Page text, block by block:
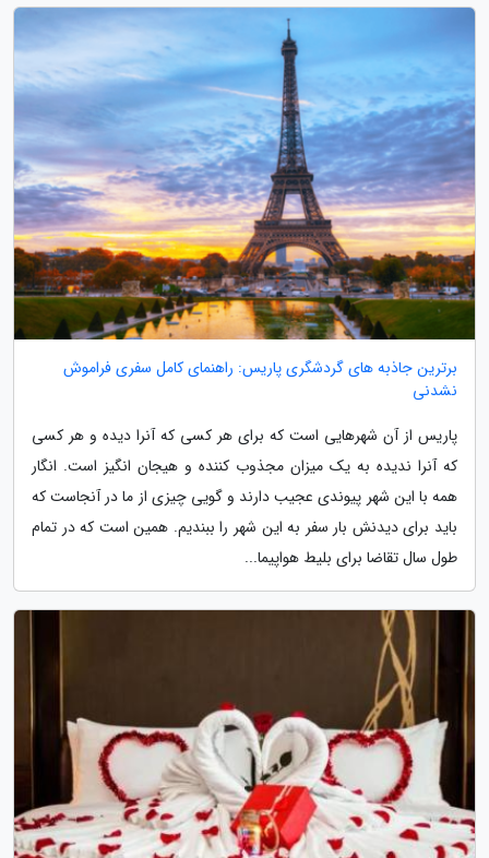
برترین جاذبه های گردشگری پاریس: راهنمای کامل سفری فراموش
نشدنی
پاریس از آن شهرهایی است که برای هر کسی که آنرا دیده و هر کسی
که آنرا ندیده به یک میزان مجذوب کننده و هیجان انگیز است. انگار
همه با این شهر پیوندی عجیب دارند و گویی چیزی از ما در آنجاست که
باید برای دیدنش بار سفر به این شهر را ببندیم. همین است که در تمام
طول سال تقاضا برای بلیط هواپیما...